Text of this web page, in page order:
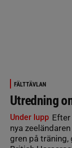
FÄLTTÄVLAN
Utredning
Under lupp
nya
gren på